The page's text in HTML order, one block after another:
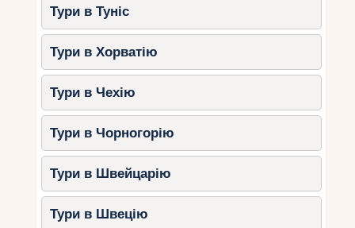
Пляж Гуардалавака – один із
найкрасивіших на Кубі.
Дайвінг серед коралових рифів.
Прогулянки мальовничими бухтами
та лісами.
Поради для мандрівників
ви хочете дослідити культуру, краще
вибрати тур із відвідуванням
Тринідаду або Сантьяго-де-Куба.
Тури в Туніс
Тури в Хорватію
Тури в Чехію
Тури в Чорногорію
Тури в Швейцарію
Тури в Швецію